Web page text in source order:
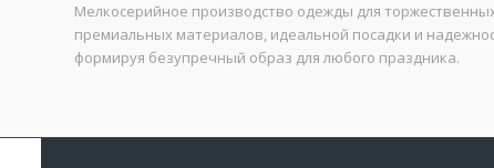
Мелкосерийное производство одежды для
премиальных материалов, идеальной посадки и
формируя безупречный образ для любого праздника.